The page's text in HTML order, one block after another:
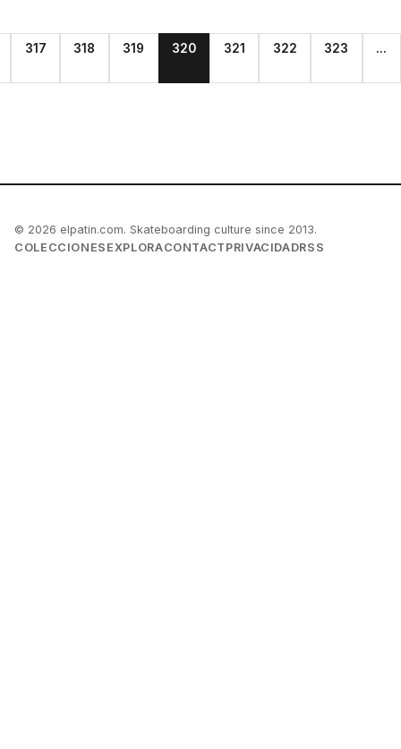
317 318 319 320 321 322 323 ...
© 2026 elpatin.com. Skateboarding culture since 2013.
COLECCIONES EXPLORACONTACT PRIVACIDADRSS